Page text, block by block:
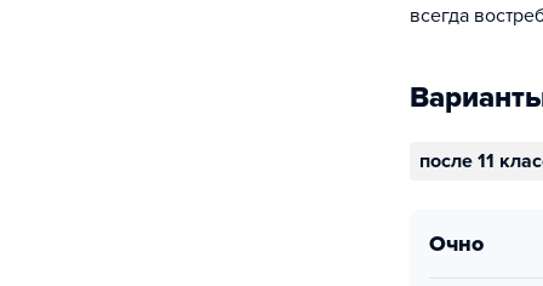
всегда
после 11
очно